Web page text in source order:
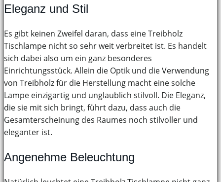
Eleganz und Stil
Es gibt keinen Zweifel daran, dass eine Treibholz
Tischlampe nicht so sehr weit verbreitet ist. Es handelt
sich dabei also um ein ganz besonderes
Einrichtungsstück. Allein die Optik und die Verwendung
von Treibholz für die Herstellung macht eine solche
Lampe einzigartig und unglaublich stilvoll. Die Eleganz,
die sie mit sich bringt, führt dazu, dass auch die
Gesamterscheinung des Raumes noch stilvoller und
eleganter ist.
Angenehme Beleuchtung